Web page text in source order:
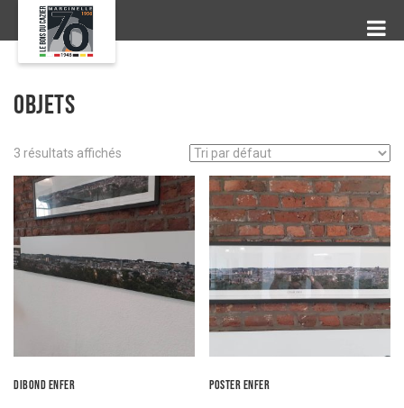
Objets
3 résultats affichés
Dibond enFER Poster enFER